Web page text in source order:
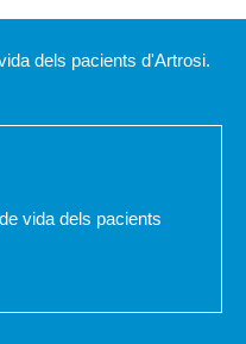
dels pacients d'Artrosi.
vida dels pacients